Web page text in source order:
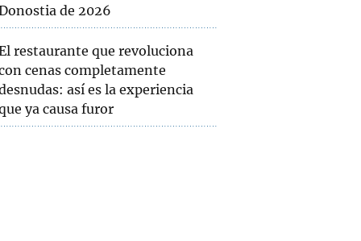
de 2026
restaurante que revoluciona
cenas completamente
así es la experiencia
ya causa furor